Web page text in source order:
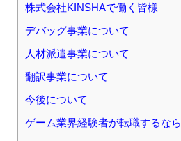
株式会社KINSHAで働く皆様
デバッグ事業について
人材派遣事業について
翻訳事業について
今後について
ゲーム業界経験者が転職するなら